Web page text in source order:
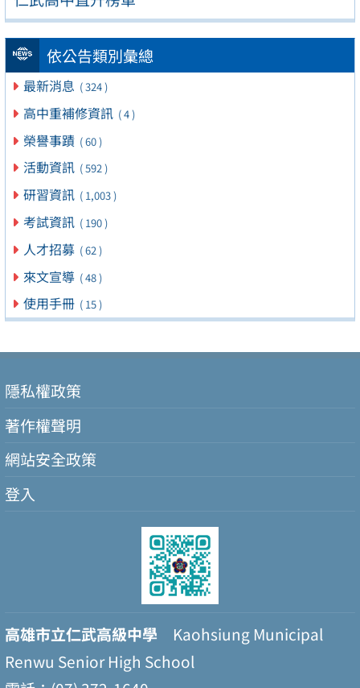
依公告類別彙總
最新消息 ( 324 )
高中重補修資訊 ( 4 )
榮譽事蹟 ( 60 )
活動資訊 ( 592 )
研習資訊 ( 1,003 )
考試資訊 ( 190 )
人才招募 ( 62 )
來文宣導 ( 48 )
使用手冊 ( 15 )
隱私權政策
著作權聲明
網站安全政策
登入
高雄市立仁武高級中學 Kaohsiung Municipal
Renwu Senior High School